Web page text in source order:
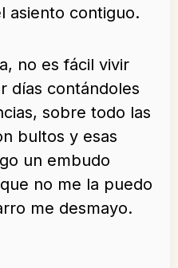
asiento contiguo.
no es fácil vivir
días contándoles
sobre todo las
bultos y esas
un embudo
no me la puedo
me desmayo.